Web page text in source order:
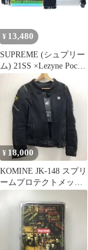
¥ 13,480
SUPREME (シュプリー
ム) 21SS ×Lezyne Pocket
Drive Pro Bike Pump ポ
ケットドライブプロ 空
気入れ マルチ
¥ 18,000
KOMINE JK-148 スプリ
ームプロテクトメッシ